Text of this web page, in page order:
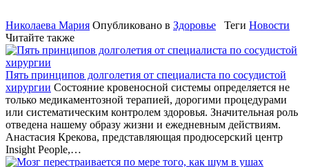
Николаева Мария Опубликовано в Здоровье Теги Новости
Читайте также
Пять принципов долголетия от специалиста по сосудистой
хирургии Состояние кровеносной системы определяется не
только медикаментозной терапией, дорогими процедурами
или систематическим контролем здоровья. Значительная роль
отведена нашему образу жизни и ежедневным действиям.
Анастасия Крекова, представляющая продюсерский центр
Insight People,…